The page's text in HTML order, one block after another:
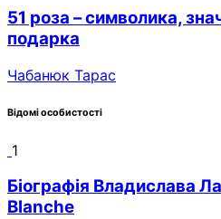
51 роза – символика,
подарка
Чабанюк Тарас
Відомі особистості
1
Біографія Владислава
Blanche